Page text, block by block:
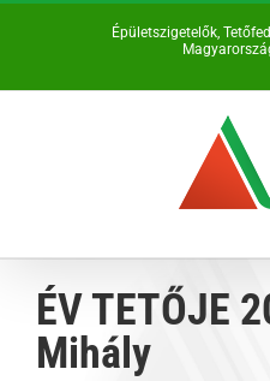
Épületszigetelők,
ÉV TETŐJE
Mihály